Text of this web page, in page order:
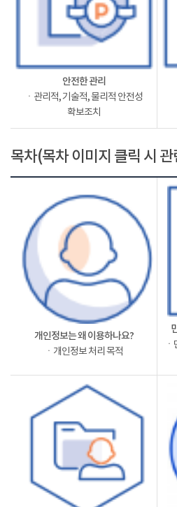
안전한 관리
ㆍ관리적, 기술적, 물리적 안전성
확보조치
목차(목차 이미지 클릭 시
개인정보는 왜 이용하나요?
ㆍ개인정보 처리 목적